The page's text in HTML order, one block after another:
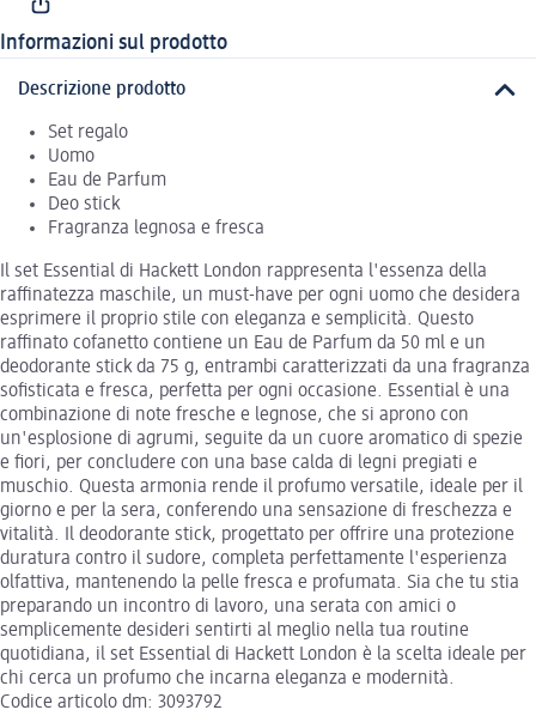
Informazioni sul prodotto
Descrizione prodotto
Set regalo
Uomo
Eau de Parfum
Deo stick
Fragranza legnosa e fresca
Il set Essential di Hackett London rappresenta l'essenza della
raffinatezza maschile, un must-have per ogni uomo che desidera
esprimere il proprio stile con eleganza e semplicità. Questo
raffinato cofanetto contiene un Eau de Parfum da 50 ml e un
deodorante stick da 75 g, entrambi caratterizzati da una fragranza
sofisticata e fresca, perfetta per ogni occasione. Essential è una
combinazione di note fresche e legnose, che si aprono con
un'esplosione di agrumi, seguite da un cuore aromatico di spezie
e fiori, per concludere con una base calda di legni pregiati e
muschio. Questa armonia rende il profumo versatile, ideale per il
giorno e per la sera, conferendo una sensazione di freschezza e
vitalità. Il deodorante stick, progettato per offrire una protezione
duratura contro il sudore, completa perfettamente l'esperienza
olfattiva, mantenendo la pelle fresca e profumata. Sia che tu stia
preparando un incontro di lavoro, una serata con amici o
semplicemente desideri sentirti al meglio nella tua routine
quotidiana, il set Essential di Hackett London è la scelta ideale per
chi cerca un profumo che incarna eleganza e modernità.
Codice articolo dm: 3093792